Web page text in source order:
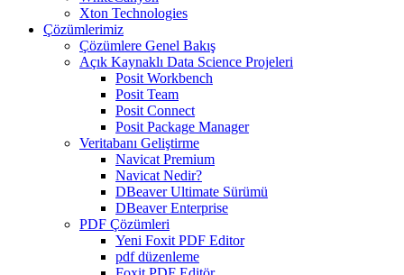
Xton Technologies
Çözümlerimiz
Çözümlere Genel Bakış
Açık Kaynaklı Data Science Projeleri
Posit Workbench
Posit Team
Posit Connect
Posit Package Manager
Veritabanı Geliştirme
Navicat Premium
Navicat Nedir?
DBeaver Ultimate Sürümü
DBeaver Enterprise
PDF Çözümleri
Yeni Foxit PDF Editor
pdf düzenleme